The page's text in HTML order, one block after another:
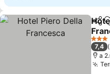
3
7,4
a